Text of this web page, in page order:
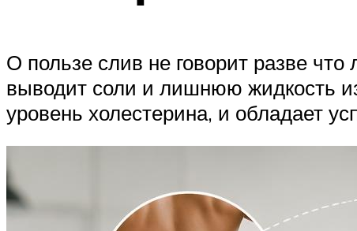
О пользе слив не говорит разве
выводит соли и лишнюю жидкость
уровень холестерина, и обладает